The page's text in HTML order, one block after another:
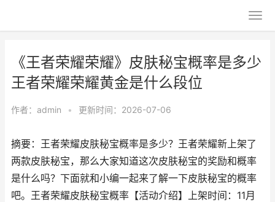
《王者荣耀荣耀》皮肤秘宝概率是多少
王者荣耀荣耀黄金是什么段位
作者： admin • 更新时间：2026-07-06
摘要：王者荣耀皮肤秘宝概率是多少？王者荣耀新上架了
两款皮肤秘宝，那么大家知道这次皮肤秘宝的奖励和概率
是什么吗？下面就和小编一起来了解一下皮肤秘宝的概率
吧。王者荣耀皮肤秘宝概率【活动介绍】上架时间：11月